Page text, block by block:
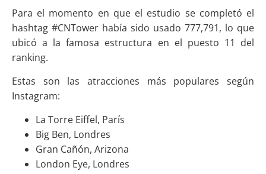
Para el momento en que el estudio se completó el
hashtag #CNTower había sido usado 777,791, lo que
ubicó a la famosa estructura en el puesto 11 del
ranking.
Estas son las atracciones más populares según
Instagram:
La Torre Eiffel, París
Big Ben, Londres
Gran Cañón, Arizona
London Eye, Londres